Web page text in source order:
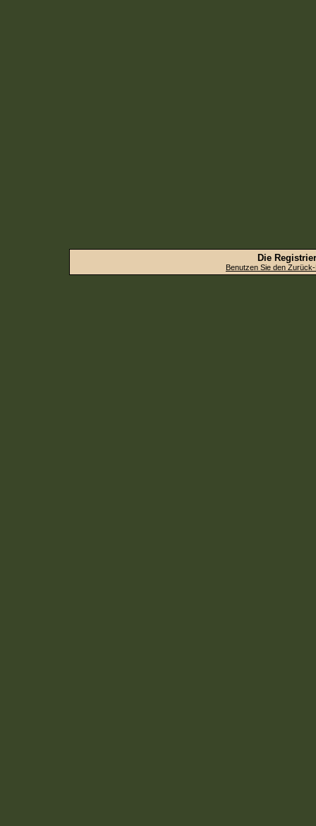
Die
Benutzen Sie den